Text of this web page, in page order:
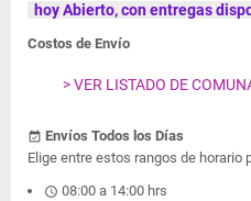
hoy Abierto, con entregas
Costos de Envío
> VER LISTADO DE
event_available Envíos Todos los Días
Elige entre estos rangos de horario
schedule 08:00 a 14:00 hrs